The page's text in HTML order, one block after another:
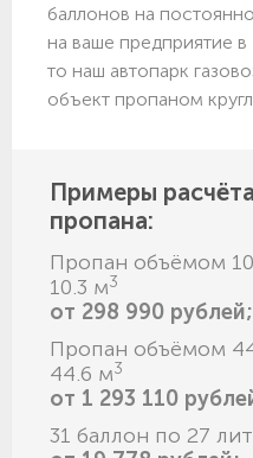
баллонов на
на ваше предприятие
то наш автопарк
объект пропаном
Примеры
пропана:
Пропан объёмом
10.3 м3
от 298 990 рублей;
Пропан объёмом
44.6 м3
от 1 293 110
31 баллон по 27